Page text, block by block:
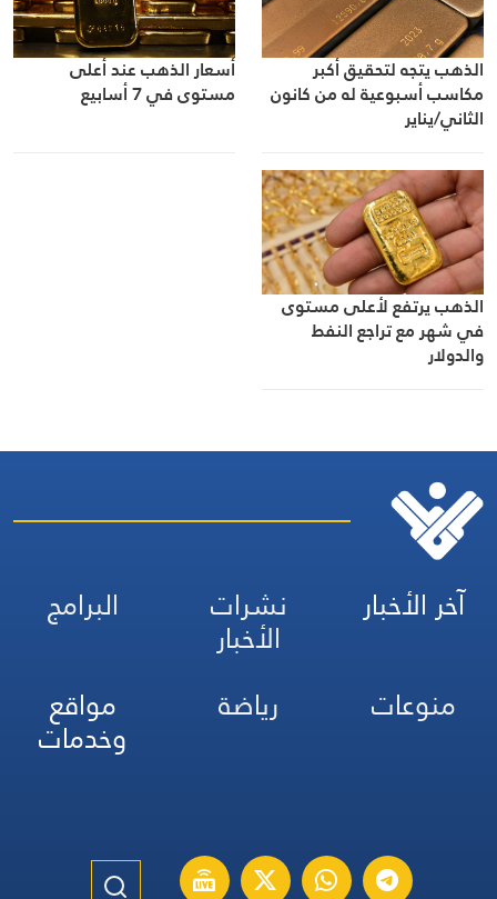
الذهب يتجه لتحقيق أكبر
مكاسب أسبوعية له من كانون
الثاني/يناير
أسعار الذهب عند أعلى
مستوى في 7 أسابيع
الذهب يرتفع لأعلى مستوى
في شهر مع تراجع النفط
والدولار
آخر الأخبار نشرات
الأخبار
البرامج
منوعات
رياضة مواقع
وخدمات